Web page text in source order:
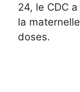
24, le CDC
la
doses.